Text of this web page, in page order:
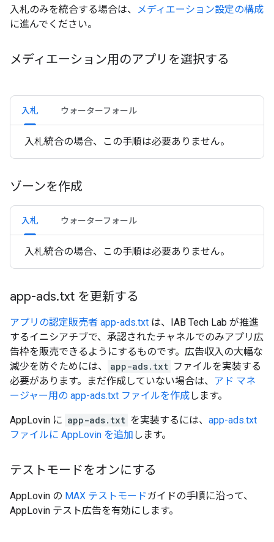
入札のみを統合する場合は、
メディエーション設定の構成
に進んでください。
メディエーション用のアプリを選択する
入札 ウォーターフォール
入札統合の場合、この手順は必要ありません。
ゾーンを作成
入札 ウォーターフォール
入札統合の場合、この手順は必要ありません。
app-ads.txt を更新する
アプリの認定販売者 app-ads.txt は、IAB Tech Lab が推進
するイニシアチブで、承認されたチャネルでのみアプリ広
告枠を販売できるようにするものです。広告収入の大幅な
減少を防ぐためには、
app-ads.txt ファイルを実装する
必要があります。まだ作成していない場合は、 アド マネ
ージャー用の app-ads.txt ファイルを作成します。
AppLovin に app-ads.txt を実装するには、 app-ads.txt
ファイルに AppLovin を追加 します。
テストモードをオンにする
AppLovin の MAX テストモード ガイドの手順に沿って、
AppLovin テスト広告を有効にします。